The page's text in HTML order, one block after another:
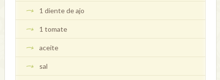
1 diente de ajo
1 tomate
aceite
sal